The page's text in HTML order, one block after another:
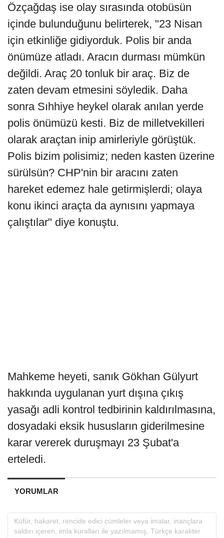
Özçağdaş ise olay sırasında otobüsün
içinde bulunduğunu belirterek, "23 Nisan
için etkinliğe gidiyorduk. Polis bir anda
önümüze atladı. Aracın durması mümkün
değildi. Araç 20 tonluk bir araç. Biz de
zaten devam etmesini söyledik. Daha
sonra Sıhhiye heykel olarak anılan yerde
polis önümüzü kesti. Biz de milletvekilleri
olarak araçtan inip amirleriyle görüştük.
Polis bizim polisimiz; neden kasten üzerine
sürülsün? CHP'nin bir aracını zaten
hareket edemez hale getirmişlerdi; olaya
konu ikinci araçta da aynısını yapmaya
çalıştılar" diye konuştu.
Mahkeme heyeti, sanık Gökhan Gülyurt
hakkında uygulanan yurt dışına çıkış
yasağı adli kontrol tedbirinin kaldırılmasına,
dosyadaki eksik hususların giderilmesine
karar vererek duruşmayı 23 Şubat'a
erteledi.
YORUMLAR